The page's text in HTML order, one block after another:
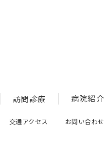
訪問診療 病院紹介
交通アクセス お問い合わせ